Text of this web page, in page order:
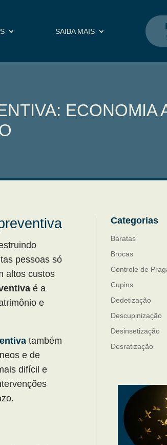
SAIBA MAIS
ECONOMIA
pessoas só
altos custos
é a
e
também
e de
difícil e
Categorias
Baratas
Brocas
Controle de
Cupins
Dedetização
Descupinização
Desinsetização
Desratização
Mosquitos
Percevejo de
Pulgas e
Ratos